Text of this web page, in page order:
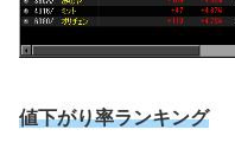
値下がり率ランキング